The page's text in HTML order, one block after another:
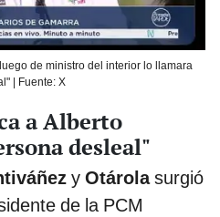
de ministro del interior lo llamara
| Fuente: X
a Alberto
desleal"
y Otárolasurgió
de la PCM